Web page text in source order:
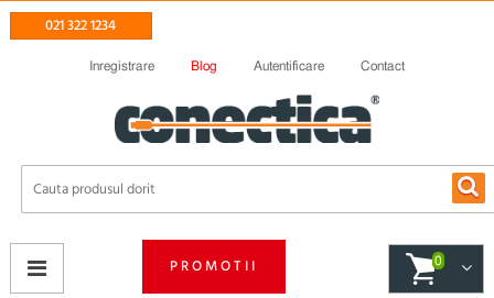
021 322 1234
Inregistrare Blog Autentificare Contact
PROMOTII 0